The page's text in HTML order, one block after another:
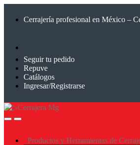
Cerrajería profesional en México –
Seguir tu pedido
Repuve
Catálogos
Ingresar/Registrarse
Productos y Herramientas de